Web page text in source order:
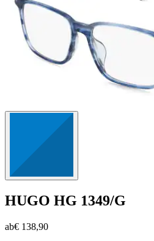
HUGO HG 1349/G
ab€ 138,90